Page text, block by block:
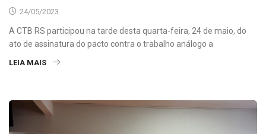
24/05/2023
A CTB RS participou na tarde desta quarta-feira, 24 de maio, do
ato de assinatura do pacto contra o trabalho análogo a
LEIA MAIS